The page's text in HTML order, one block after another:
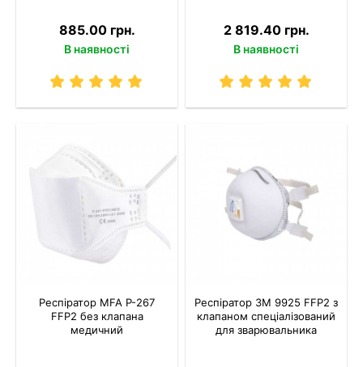
885.00 грн.
В наявності
2 819.40 грн.
В наявності
Респіратор MFA P-267
FFP2 без клапана
медичний
Респіратор 3M 9925 FFP2 з
клапаном спеціалізований
для зварювальника